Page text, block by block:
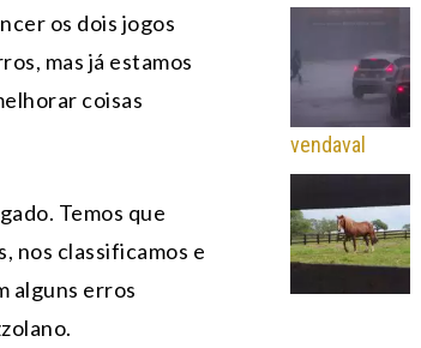
os dois jogos
mas já estamos
coisas
Temos que
nos classificamos e
alguns erros
vendaval